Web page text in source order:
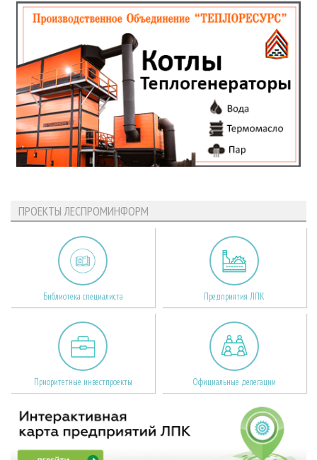
ПРОЕКТЫ ЛЕСПРОМИНФОРМ
Библиотека специалиста Предприятия ЛПК
Приоритетные инвестпроекты Официальные делегации